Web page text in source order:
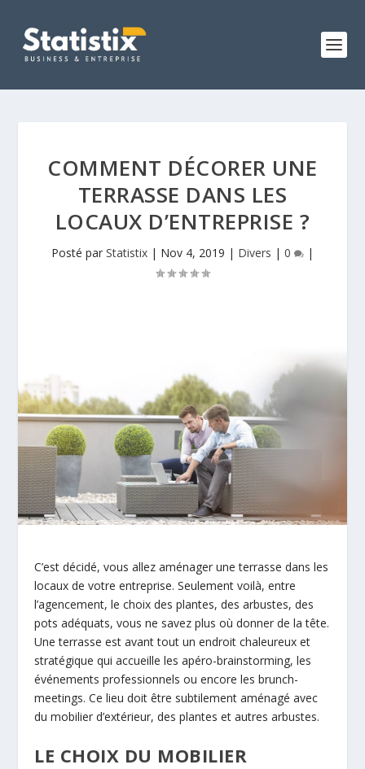
COMMENT DÉCORER UNE
TERRASSE DANS LES
LOCAUX D’ENTREPRISE ?
Posté par Statistix | Nov 4, 2019 | Divers | 0 |
C’est décidé, vous allez aménager une terrasse dans les
locaux de votre entreprise. Seulement voilà, entre
l’agencement, le choix des plantes, des arbustes, des
pots adéquats, vous ne savez plus où donner de la tête.
Une terrasse est avant tout un endroit chaleureux et
stratégique qui accueille les apéro-brainstorming, les
événements professionnels ou encore les brunch-
meetings. Ce lieu doit être subtilement aménagé avec
du mobilier d’extérieur, des plantes et autres arbustes.
LE CHOIX DU MOBILIER